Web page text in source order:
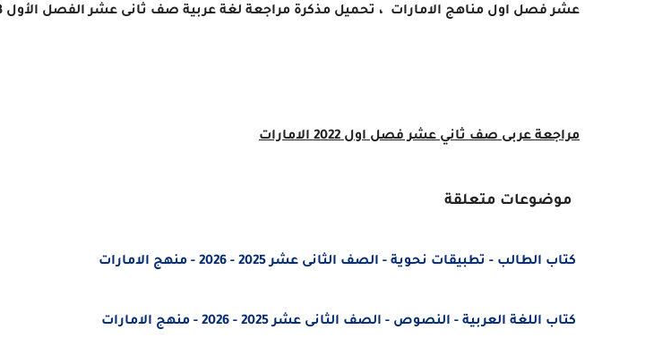
عشر فصل اول مناهج الامارات ، تحميل مذكرة مراجعة لغة عربية صف ثانى عشر الفصل الأول 2023
مراجعة عربى صف ثاني عشر فصل اول 2022 الامارات
موضوعات متعلقة
كتاب الطالب - تطبيقات نحوية - الصف الثانى عشر 2025 - 2026 - منهج الامارات
كتاب اللغة العربية - النصوص - الصف الثانى عشر 2025 - 2026 - منهج الامارات